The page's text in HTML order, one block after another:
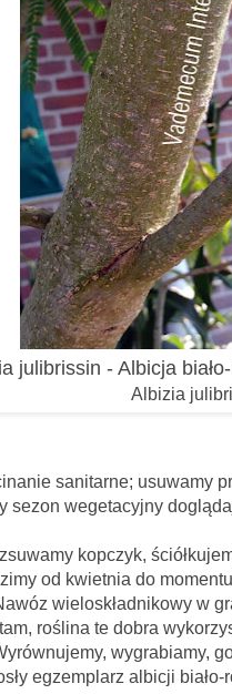
julibrissin - Albicja
Albizia
sanitarne; usuwamy
sezon wegetacyjny
ściółkujemy
od kwietnia do
wieloskładnikowy w
roślina te dobra
wygrabiamy,
albicji biało-różowej,